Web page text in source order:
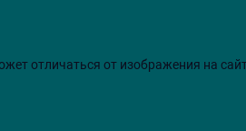
отличаться от изображения на